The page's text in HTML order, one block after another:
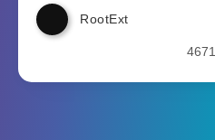
RootExt
4671